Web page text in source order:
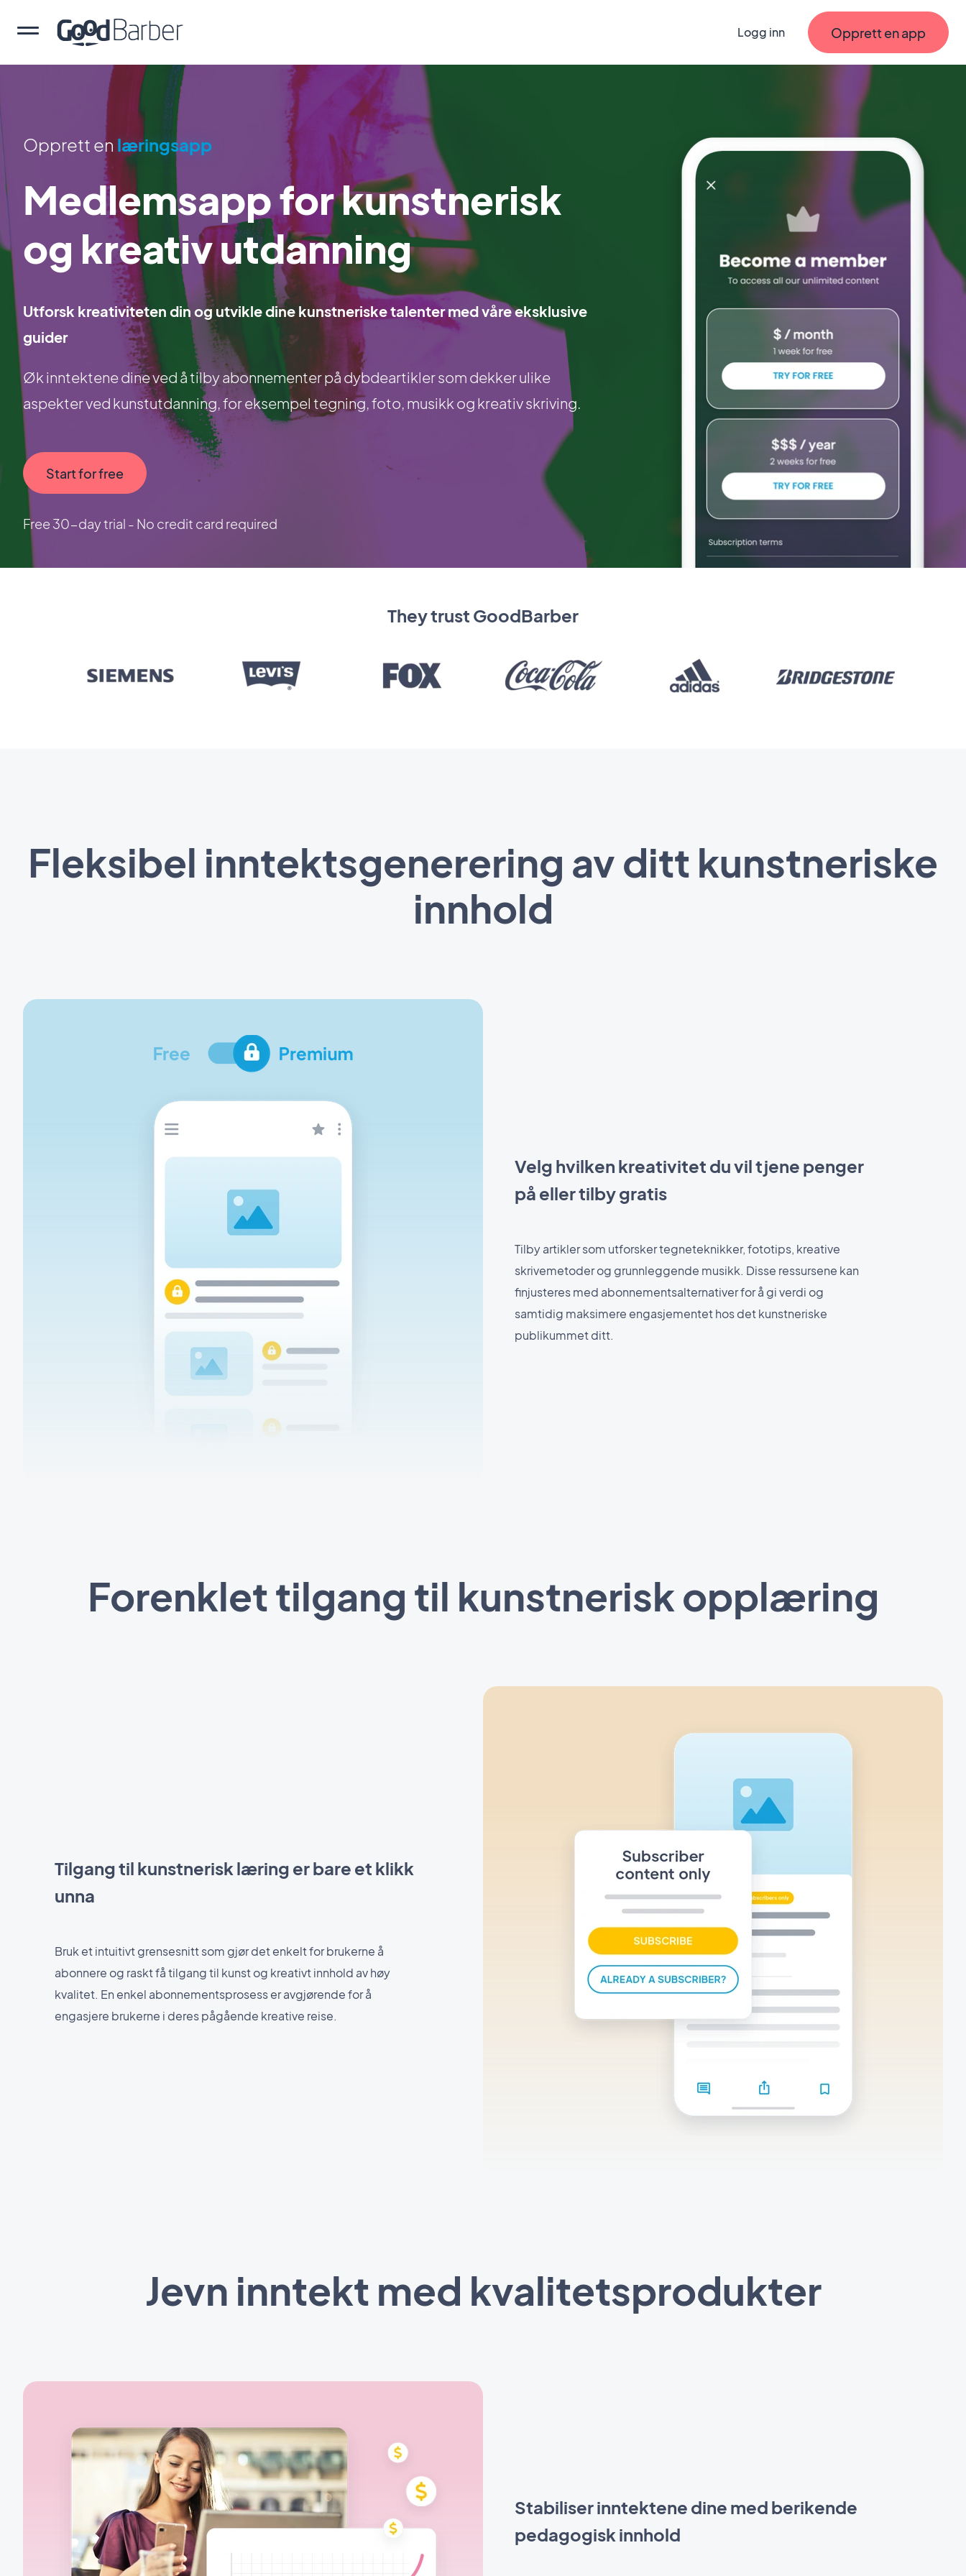
Logg inn Opprett en app
Opprett en læringsapp
Medlemsapp for kunstnerisk
og kreativ utdanning
Utforsk kreativiteten din og utvikle dine kunstneriske talenter med våre eksklusive
guider
Øk inntektene dine ved å tilby abonnementer på dybdeartikler som dekker ulike
aspekter ved kunstutdanning, for eksempel tegning, foto, musikk og kreativ skriving.
Start for free
Free 30-day trial - No credit card required
They trust GoodBarber
Fleksibel inntektsgenerering av ditt kunstneriske
innhold
Velg hvilken kreativitet du vil tjene penger
på eller tilby gratis
Tilby artikler som utforsker tegneteknikker, fototips, kreative
skrivemetoder og grunnleggende musikk. Disse ressursene kan
finjusteres med abonnementsalternativer for å gi verdi og
samtidig maksimere engasjementet hos det kunstneriske
publikummet ditt.
Forenklet tilgang til kunstnerisk opplæring
Tilgang til kunstnerisk læring er bare et klikk
unna
Bruk et intuitivt grensesnitt som gjør det enkelt for brukerne å
abonnere og raskt få tilgang til kunst og kreativt innhold av høy
kvalitet. En enkel abonnementsprosess er avgjørende for å
engasjere brukerne i deres pågående kreative reise.
Jevn inntekt med kvalitetsprodukter
Stabiliser inntektene dine med berikende
pedagogisk innhold